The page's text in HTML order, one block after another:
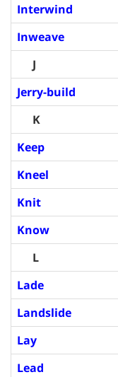
Interwind
Inweave
J
Jerry-build
K
Keep
Kneel
Knit
Know
L
Lade
Landslide
Lay
Lead